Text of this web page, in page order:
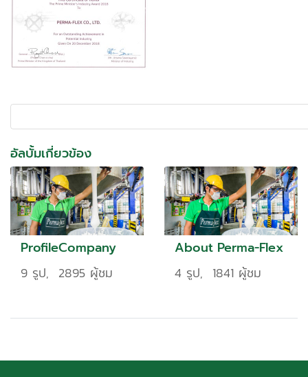
อัลบั้มเกี่ยวข้อง
ProfileCompany
9 รูป, 2895 ผู้ชม
About Perma-Flex
4 รูป, 1841 ผู้ชม